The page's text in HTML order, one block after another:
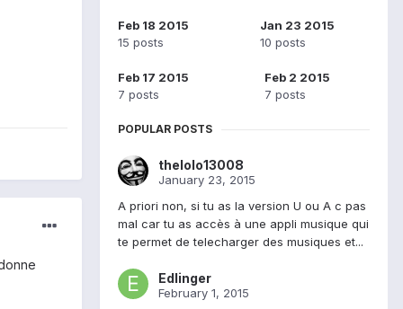
Feb 18 2015
15 posts
Jan 23 2015
10 posts
Feb 17 2015
7 posts
Feb 2 2015
7 posts
POPULAR POSTS
thelolo13008
January 23, 2015
A priori non, si tu as la version U ou A c pas
mal car tu as accès à une appli musique qui
te permet de telecharger des musiques et...
Edlinger
February 1, 2015